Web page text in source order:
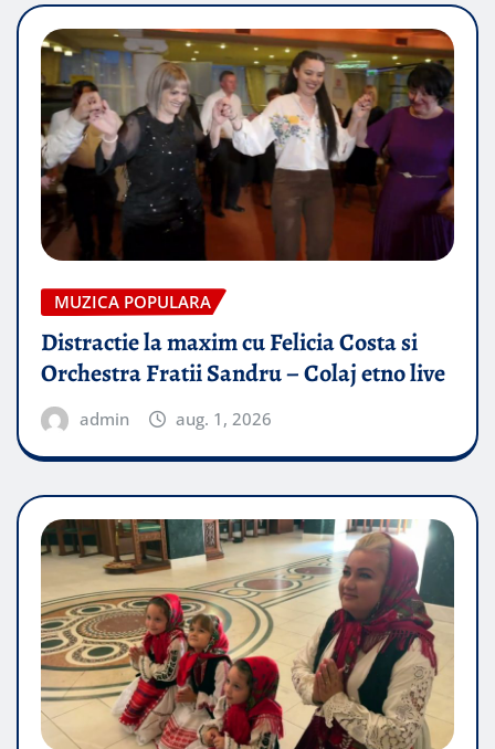
MUZICA POPULARA
Distractie la maxim cu Felicia Costa si
Orchestra Fratii Sandru – Colaj etno live
admin aug. 1, 2026